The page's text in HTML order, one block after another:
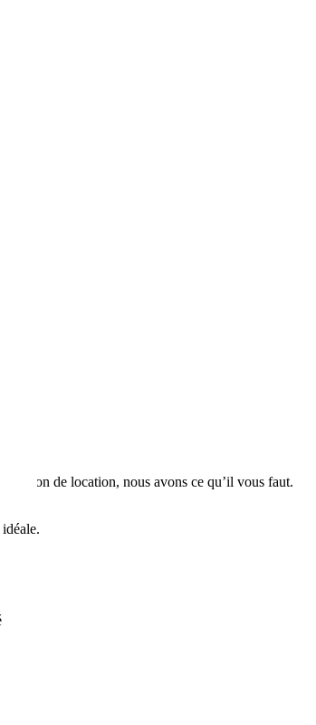
solution de location, nous avons ce qu’il vous faut.